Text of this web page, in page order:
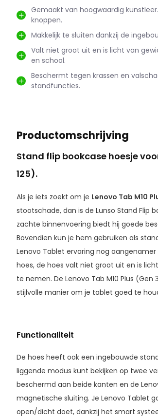
Gemaakt van hoogwaardig
knoppen.
Makkelijk te sluiten dankzij de
Valt niet groot uit en is licht van
en school.
Beschermt tegen krassen en
standfuncties.
Productomschrijving
Stand flip bookcase hoesje
125).
Als je iets zoekt om je Lenovo Tab M10
stootschade, dan is de Lunso Stand Flip
zachte binnenvoering biedt hij goede
Bovendien kun je hem gebruiken als
Lenovo Tablet ervaring nog
hoes, de hoes valt niet groot uit en is
te nemen. De Lenovo Tab M10 Plus
stijlvolle manier om je tablet goed te
Functionaliteit
De hoes heeft ook een ingebouwde
liggende modus kunt bekijken op twee
beschermd aan beide kanten en de
magnetische sluiting. Je Lenovo Tablet
open/dicht doet, dankzij het smart